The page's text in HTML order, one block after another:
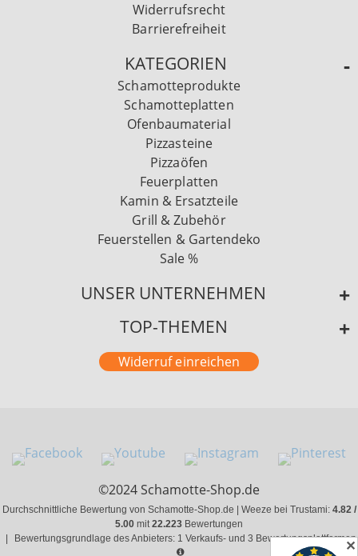
Widerrufsrecht
Barrierefreiheit
KATEGORIEN
Schamotteprodukte
Schamotteplatten
Ofenbaumaterial
Pizzasteine
Pizzaöfen
Feuerplatten
Kamin & Ersatzteile
Grill & Zubehör
Feuerstellen & Gartendeko
Sale %
UNSER UNTERNEHMEN
TOP-THEMEN
Widerruf einreichen
©2024 Schamotte-Shop.de
Durchschnittliche Bewertung von Schamotte-Shop.de | Weeze bei Trustami: 4.82 /
5.00 mit22.223 Bewertungen
Bewertungsgrundlage des Anbieters: 1 Verkaufs- und 3 Bewertungsplattformen
✕